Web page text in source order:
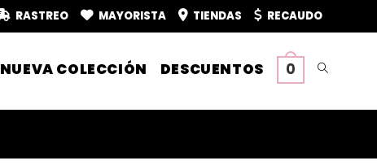
RASTREO MAYORISTA TIENDAS RECAUDO
NUEVA COLECCIÓN DESCUENTOS 0 Alternar